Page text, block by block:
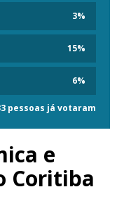
3%
15%
6%
pessoas já votaram
e
Coritiba